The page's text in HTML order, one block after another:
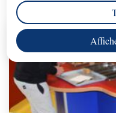
Nous vous remercions